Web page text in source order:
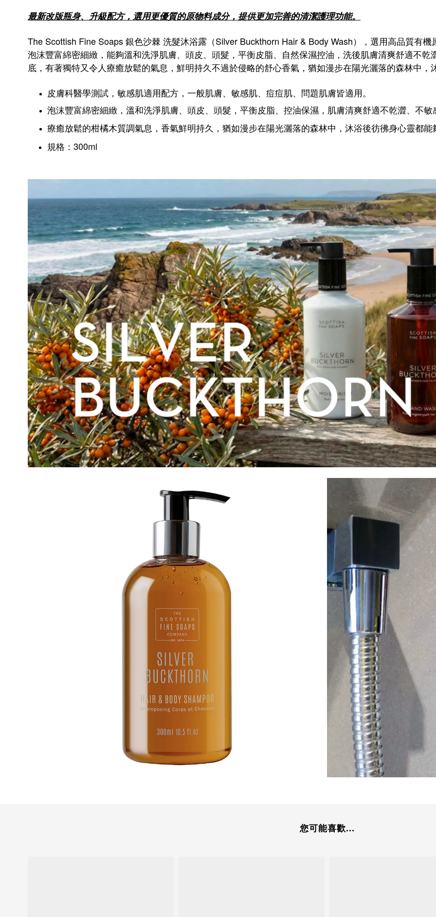
最新改版瓶身、升級配方，選用更優質的原物料成分，提供更加完善的清潔護理功能。
The Scottish Fine Soaps 銀色沙棘 洗髮沐浴露（Silver Buckthorn Hair & Body Wash），選用高品質有
泡沫豐富綿密細緻，能夠溫和洗淨肌膚、頭皮、 頭髮 ，平衡皮脂、自然保濕控油，洗後肌膚清爽舒適不
底，有著獨特又令人療癒放鬆的氣息，鮮明持久不過於侵略的舒心香氣，猶如漫步在陽光灑落的森林中
皮膚科醫學測試，敏感肌適用配方，一般肌膚、敏感肌、痘痘肌、問題肌膚皆適用。
泡沫豐富綿密細緻，溫和洗淨肌膚、頭皮、頭髮，平衡皮脂、控油保濕， 肌膚清爽舒適不乾澀、不敏
療癒放鬆的柑橘木質調氣息，香氣鮮明持久， 猶如漫步在陽光灑落的森林中，沐浴後彷彿身心靈都
規格：300ml
您可能喜歡...